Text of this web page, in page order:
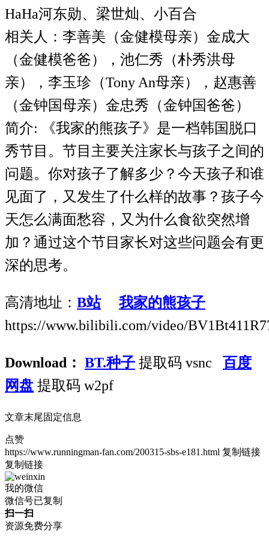
HaHa河东勋、梁世灿、小百合
相关人：李善美（金健模母亲）金成大
（金健模爸爸），池仁秀（朴秀洪母
亲），李玉珍（Tony An母亲），赵惠善
（金钟国母亲）金忠秀（金钟国爸爸）
简介: 《我家的熊孩子》是一档韩国脱口
秀节目。节目主要关注家长与孩子之间的
问题。你对孩子了解多少？今天孩子和谁
见面了，又发生了什么样的故事？孩子今
天怎么满面愁容，又为什么食欲突然增
加？通过这个节目家长对这些问题会有更
深的思考。
高清地址： B站
我家的熊孩子
https://www.bilibili.com/video/
Download： BT.种子 提取码 vsnc 百度
网盘 提取码 w2pf
文章末尾固定信息
点赞
https://www.runningman-fan.com/200315-sbs-e181.html 复制链接
复制链接
我的微信
微信号已复制
扫一扫
资源免费分享